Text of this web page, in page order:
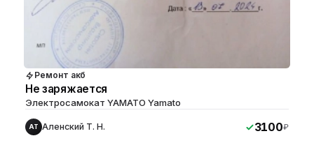
Ремонт акб
Не заряжается
Электросамокат YAMATO Yamato
АТ Аленский Т. Н. 3100₽